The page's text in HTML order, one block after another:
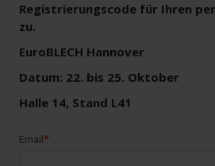
Registrierungscode für Ihren
zu.
EuroBLECH Hannover
Datum: 22. bis 25. Oktober
Halle 14, Stand L41